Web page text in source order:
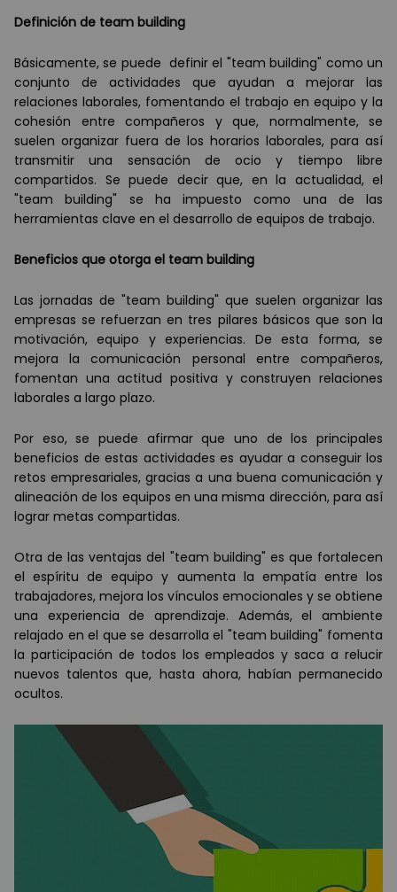
Definición de team building
Básicamente, se puede definir el "team building" como un
conjunto de actividades que ayudan a mejorar las
relaciones laborales, fomentando el trabajo en equipo y la
cohesión entre compañeros y que, normalmente, se
suelen organizar fuera de los horarios laborales, para así
transmitir una sensación de ocio y tiempo libre
compartidos. Se puede decir que, en la actualidad, el
"team building" se ha impuesto como una de las
herramientas clave en el desarrollo de equipos de trabajo.
Beneficios que otorga el team building
Las jornadas de "team building" que suelen organizar las
empresas se refuerzan en tres pilares básicos que son la
motivación, equipo y experiencias. De esta forma, se
mejora la comunicación personal entre compañeros,
fomentan una actitud positiva y construyen relaciones
laborales a largo plazo.
Por eso, se puede afirmar que uno de los principales
beneficios de estas actividades es ayudar a conseguir los
retos empresariales, gracias a una buena comunicación y
alineación de los equipos en una misma dirección, para así
lograr metas compartidas.
Otra de las ventajas del "team building" es que fortalecen
el espíritu de equipo y aumenta la empatía entre los
trabajadores, mejora los vínculos emocionales y se obtiene
una experiencia de aprendizaje. Además, el ambiente
relajado en el que se desarrolla el "team building" fomenta
la participación de todos los empleados y saca a relucir
nuevos talentos que, hasta ahora, habían permanecido
ocultos.